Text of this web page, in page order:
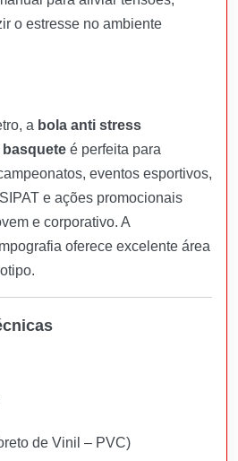
o estresse no ambiente
a bola anti stress
é perfeita para
eventos esportivos,
e ações promocionais
e corporativo. A
oferece excelente área
de Vinil – PVC)